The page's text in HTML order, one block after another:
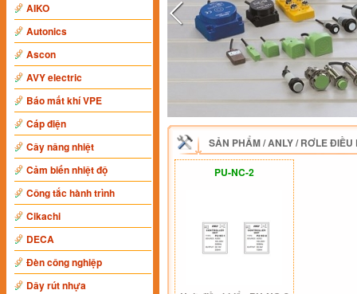
AIKO
Autonics
Ascon
AVY electric
Báo mất khí VPE
Cáp điện
Cây nâng nhiệt
Cảm biến nhiệt độ
Công tắc hành trình
Cikachi
DECA
Đèn công nghiệp
Dây rút nhựa
SẢN PHẨM/ANLY/RƠLE ĐIỀU
PU-NC-2